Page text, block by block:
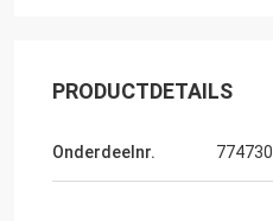
PRODUCTDETAILS
Onderdeelnr. 774730